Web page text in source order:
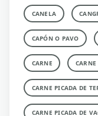
CANELA
CAPÓN O PAVO
CARNE CARNE
CARNE PICADA DE
CARNE PICADA DE